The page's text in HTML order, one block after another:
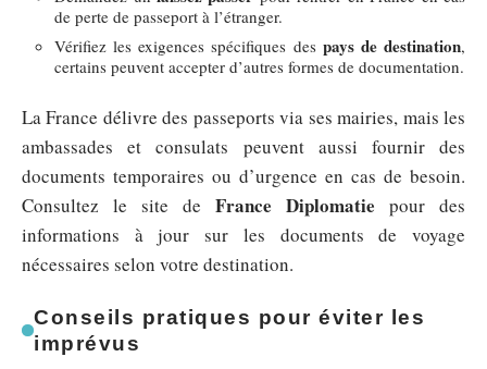
de perte de passeport à l’étranger.
Vérifiez les exigences spécifiques des pays de destination,
certains peuvent accepter d’autres formes de documentation.
La France délivre des passeports via ses mairies, mais les
ambassades et consulats peuvent aussi fournir des
documents temporaires ou d’urgence en cas de besoin.
Consultez le site de France Diplomatie pour des
informations à jour sur les documents de voyage
nécessaires selon votre destination.
Conseils pratiques pour éviter les
imprévus